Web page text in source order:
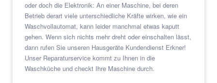
oder doch die Elektronik: An einer Maschine, bei deren
Betrieb derart viele unterschiedliche Kräfte wirken, wie ein
Waschvollautomat, kann leider manchmal etwas kaputt
gehen. Wenn sich nichts mehr dreht oder einschalten lässt,
dann rufen Sie unseren Hausgeräte Kundendienst Erkner!
Unser Reparaturservice kommt zu Ihnen in die
Waschküche und checkt Ihre Maschine durch.